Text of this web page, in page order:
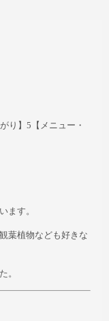
り】5【メニュー・
ます。
葉植物なども好きな
。